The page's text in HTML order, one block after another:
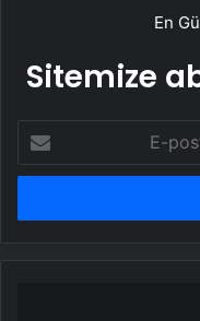
En
Sitemize
posta
adresinizi